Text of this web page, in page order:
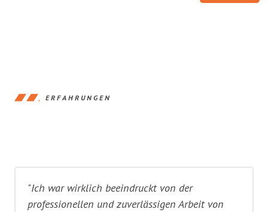
ERFAHRUNGEN
"Ich war wirklich beeindruckt von der
professionellen und zuverlässigen Arbeit von